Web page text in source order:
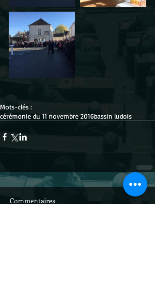
Mots-clés :
cérémonie du 11 novembre 2016bassin ludois
Commentaires